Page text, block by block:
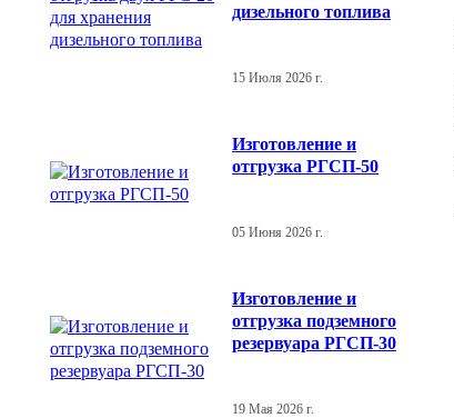
дизельного топлива
15 Июля 2026 г.
Изготовление и
отгрузка РГСП-50
05 Июня 2026 г.
Изготовление и
отгрузка подземного
резервуара РГСП-30
19 Мая 2026 г.